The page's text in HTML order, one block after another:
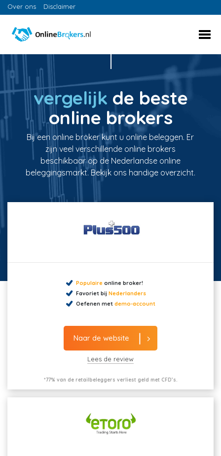
Over ons Disclaimer
vergelijk de beste
online brokers
Bij een online broker kunt u online beleggen. Er
zijn veel verschillende online brokers
beschikbaar op de Nederlandse online
beleggingsmarkt. Bekijk ons handige overzicht.
Populaireonline broker!
Favoriet bij Nederlanders
Oefenen met demo-account
Naar de website
Lees de review
*77% van de retailbeleggers verliest geld met CFD’s.